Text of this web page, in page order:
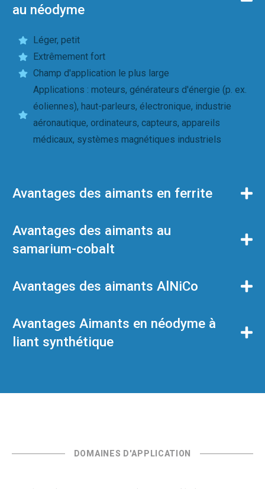
au néodyme
Léger, petit
Extrêmement fort
Champ d'application le plus large
Applications : moteurs, générateurs d'énergie (p. ex.
éoliennes), haut-parleurs, électronique, industrie
aéronautique, ordinateurs, capteurs, appareils
médicaux, systèmes magnétiques industriels
Avantages des aimants en ferrite
Avantages des aimants au
samarium-cobalt
Avantages des aimants AlNiCo
Avantages Aimants en néodyme à
liant synthétique
DOMAINES D'APPLICATION